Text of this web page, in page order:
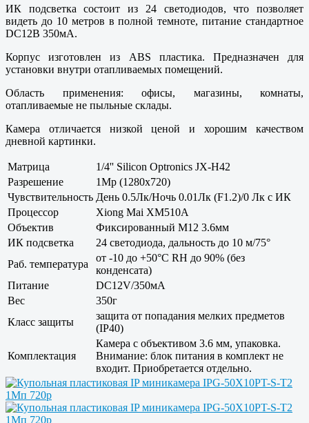
ИК подсветка состоит из 24 светодиодов, что позволяет
видеть до 10 метров в полной темноте, питание стандартное
DC12В 350мА.
Корпус изготовлен из ABS пластика. Предназначен для
установки внутри отапливаемых помещений.
Область применения: офисы, магазины, комнаты,
отапливаемые не пыльные склады.
Камера отличается низкой ценой и хорошим качеством
дневной картинки.
Матрица
1/4'' Silicon Optronics JX-H42
Разрешение
1Mp (1280x720)
Чувствительность День 0.5Лк/Ночь 0.01Лк (F1.2)/0 Лк с ИК
Процессор
Xiong Mai XM510A
Объектив
Фиксированный M12 3.6мм
ИК подсветка
24 светодиода, дальность до 10 м/75°
Раб. температура
от -10 до +50°С RH до 90% (без
конденсата)
Питание
DC12V/350мА
Вес
350г
Класс защиты
защита от попадания мелких предметов
(IP40)
Комплектация
Камера с объективом 3.6 мм, упаковка.
Внимание: блок питания в комплект не
входит. Приобретается отдельно.